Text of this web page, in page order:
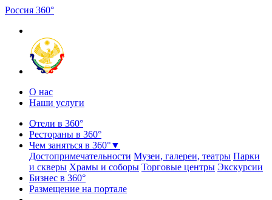
Россия 360°
О нас
Наши услуги
Отели в 360°
Рестораны в 360°
Чем заняться в 360°▼
Достопримечательности Музеи, галереи, театры Парки
и скверы Храмы и соборы Торговые центры Экскурсии
Бизнес в 360°
Размещение на портале